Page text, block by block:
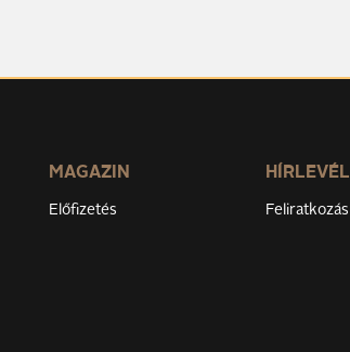
MAGAZIN
Előfizetés
HÍRLEVÉL
Feliratkozás